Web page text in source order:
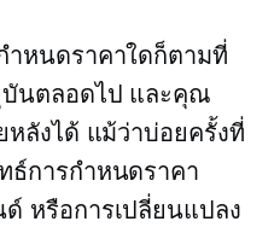
ำหนดราคาใดก็ตามที่
บันตลอดไป และคุณ
หลังได้ แม้ว่าบ่อยครั้งที่
ธ์การกำหนดราคา
ด์ หรือการเปลี่ยนแปลง